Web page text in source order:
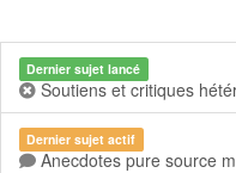
Dernier sujet lancé
Soutiens et critiques
Dernier sujet actif
Anecdotes pure source